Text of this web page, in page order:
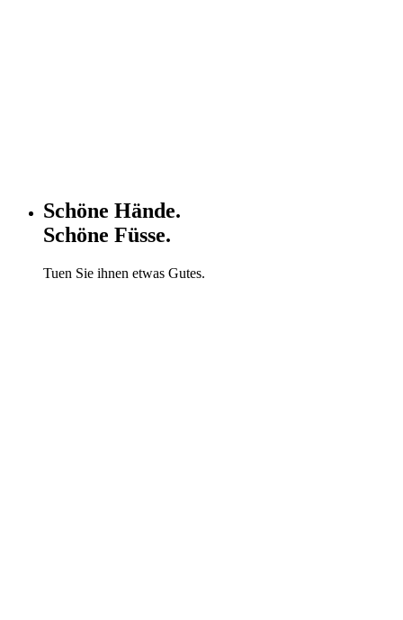
Schöne Hände.
Schöne Füsse.
Tuen Sie ihnen etwas Gutes.